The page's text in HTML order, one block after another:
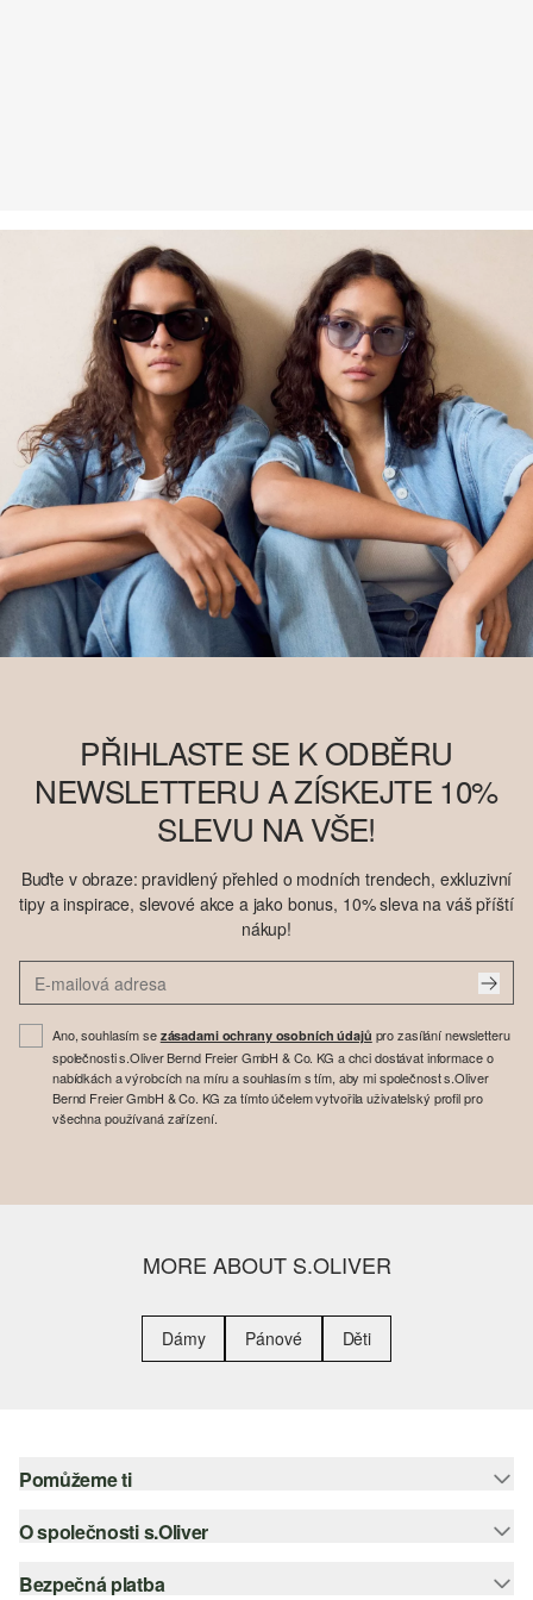
PŘIHLASTE SE K ODBĚRU
NEWSLETTERU A ZÍSKEJTE 10%
SLEVU NA VŠE!
Buďte v obraze: pravidlený přehled o modních trendech, exkluzivní
tipy a inspirace, slevové akce a jako bonus, 10% sleva na váš příští
nákup!
Ano, souhlasím se zásadami ochrany osobních údajů pro zasílání newsletteru
společnosti s.Oliver Bernd Freier GmbH & Co. KG a chci dostávat informace o
nabídkách a výrobcích na míru a souhlasím s tím, aby mi společnost s.Oliver
Bernd Freier GmbH & Co. KG za tímto účelem vytvořila uživatelský profil pro
všechna používaná zařízení.
MORE ABOUT S.OLIVER
Dámy Pánové Děti
Pomůžeme ti
Nápověda – často kladené otázky
Nápověda k velikostem
O společnosti s.Oliver
Newsletter
Bezpečná platba